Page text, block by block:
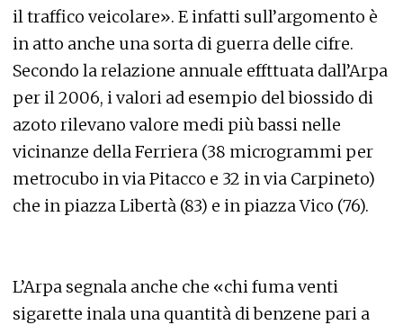
il traffico veicolare». E infatti sull’argomento è
in atto anche una sorta di guerra delle cifre.
Secondo la relazione annuale effttuata dall’Arpa
per il 2006, i valori ad esempio del biossido di
azoto rilevano valore medi più bassi nelle
vicinanze della Ferriera (38 microgrammi per
metrocubo in via Pitacco e 32 in via Carpineto)
che in piazza Libertà (83) e in piazza Vico (76).
L’Arpa segnala anche che «chi fuma venti
sigarette inala una quantità di benzene pari a